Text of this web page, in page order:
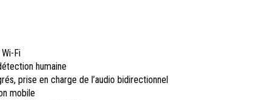
Fi
humaine
prise en charge de l’audio bidirectionnel
mobile